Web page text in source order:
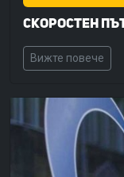
Скоростен
Вижте повече